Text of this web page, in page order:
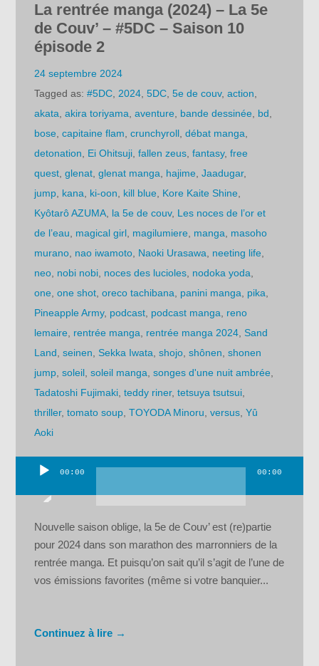
La rentrée manga (2024) – La 5e
de Couv’ – #5DC – Saison 10
épisode 2
24 septembre 2024
Tagged as:#5DC 2024 ,5DC ,5e de couv,action
akata ,akira toriyama ,aventure bande dessinée bd
bose ,capitaine flam ,crunchyroll ,débat manga
detonation
Ei Ohitsuji ,fallen zeus ,fantasy,free
quest ,glenat ,glenat manga hajime ,Jaadugar,
jump kana ki-oon kill blue Kore Kaite Shine
Kyôtarô AZUMA la 5e de couv, Les noces de l’or et
de l’eau
magical girl magilumiere manga
masoho
murano nao iwamoto Naoki Urasawa neeting life
neo nobi nobi noces des lucioles nodoka yoda
one ,one shot ,oreco tachibana panini manga pika
Pineapple Army, podcast podcast manga
reno
lemaire rentrée manga rentrée manga 2024 ,Sand
Land ,seinen ,Sekka Iwata ,shojo ,shônen ,shonen
jump ,soleil ,soleil manga ,songes d'une nuit ambrée
Tadatoshi Fujimaki ,teddy riner,tetsuya tsutsui
thriller,tomato soup ,TOYODA Minoru ,versus ,Yû
Aoki
00:00 00:00
Nouvelle saison oblige, la 5e de Couv’ est (re)partie
pour 2024 dans son marathon des marronniers de la
rentrée manga. Et puisqu’on sait qu’il s’agit de l’une de
vos émissions favorites (même si votre banquier...
Continuez à lire →